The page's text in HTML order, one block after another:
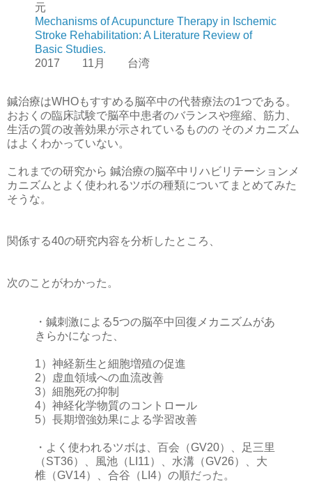
元
Mechanisms of Acupuncture Therapy in Ischemic
Stroke Rehabilitation: A Literature Review of
Basic Studies.
2017 11月 台湾
鍼治療はWHOもすすめる脳卒中の代替療法の1つである。
おおくの臨床試験で脳卒中患者のバランスや痙縮、筋力、
生活の質の改善効果が示されているものの そのメカニズム
はよくわかっていない。
これまでの研究から 鍼治療の脳卒中リハビリテーションメ
カニズムとよく使われるツボの種類についてまとめてみた
そうな。
関係する40の研究内容を分析したところ、
次のことがわかった。
・鍼刺激による5つの脳卒中回復メカニズムがあ
きらかになった、
1）神経新生と細胞増殖の促進
2）虚血領域への血流改善
3）細胞死の抑制
4）神経化学物質のコントロール
5）長期増強効果による学習改善
・よく使われるツボは、百会（GV20）、足三里
（ST36）、風池（LI11）、水溝（GV26）、大
椎（GV14）、合谷（LI4）の順だった。